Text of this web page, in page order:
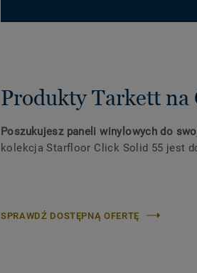
Produkty Tarkett na
Poszukujesz paneli winylowych do
kolekcja Starfloor Click Solid 55 jest
SPRAWDŹ DOSTĘPNĄ OFERTĘ